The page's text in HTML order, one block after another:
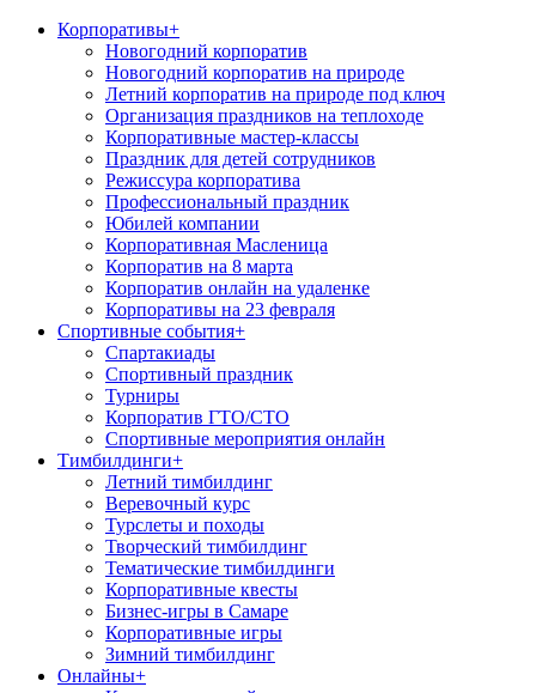
Корпоративы+
Новогодний корпоратив
Новогодний корпоратив на природе
Летний корпоратив на природе под ключ
Организация праздников на теплоходе
Корпоративные мастер-классы
Праздник для детей сотрудников
Режиссура корпоратива
Профессиональный праздник
Юбилей компании
Корпоративная Масленица
Корпоратив на 8 марта
Корпоратив онлайн на удаленке
Корпоративы на 23 февраля
Спортивные события+
Спартакиады
Спортивный праздник
Турниры
Корпоратив ГТО/СТО
Спортивные мероприятия онлайн
Тимбилдинги+
Летний тимбилдинг
Веревочный курс
Турслеты и походы
Творческий тимбилдинг
Тематические тимбилдинги
Корпоративные квесты
Бизнес-игры в Самаре
Корпоративные игры
Зимний тимбилдинг
Онлайны+